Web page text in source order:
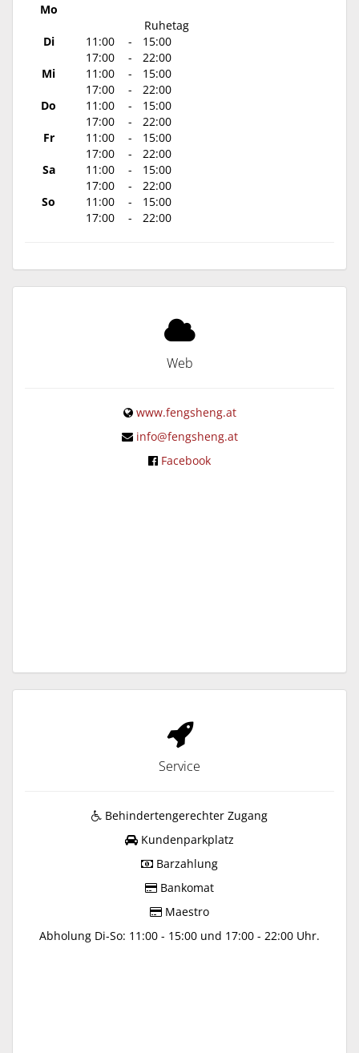
Mo
Ruhetag
Di
11:00 -
15:00
17:00
-
22:00
Mi
11:00 -
15:00
17:00
-
22:00
Do
11:00 -
15:00
17:00
-
22:00
Fr
11:00 -
15:00
17:00
-
22:00
Sa
11:00 -
15:00
17:00
-
22:00
So
11:00 -
15:00
17:00
- 22:00
Web
www.fengsheng.at
info@fengsheng.at
Facebook
Service
Behindertengerechter Zugang
Kundenparkplatz
Barzahlung
Bankomat
Maestro
Abholung Di-So: 11:00 - 15:00 und 17:00 - 22:00 Uhr.